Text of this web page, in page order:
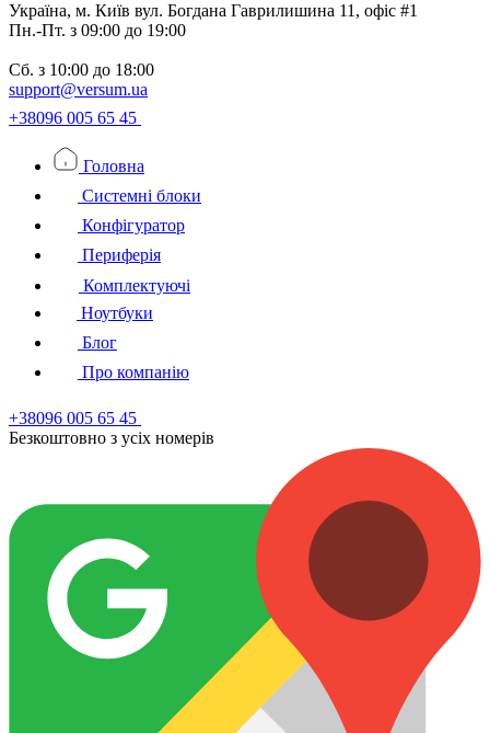
Україна, м. Київ вул. Богдана Гаврилишина 11, офіс #1
Пн.-Пт. з 09:00 до 19:00
Сб. з 10:00 до 18:00
support@versum.ua
+38096 005 65 45
Головна
Системні блоки
Конфігуратор
Периферія
Комплектуючі
Ноутбуки
Блог
Про компанію
+38096 005 65 45
Безкоштовно з усiх номерiв